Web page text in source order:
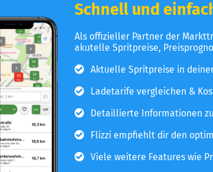
Schnell und
Als offizieller Partner der
akutelle Spritpreise,
Aktuelle Spritpreise in
Ladetarife vergleichen &
Detaillierte Informationen
Flizzi empfiehlt dir den
Viele weitere Features wie